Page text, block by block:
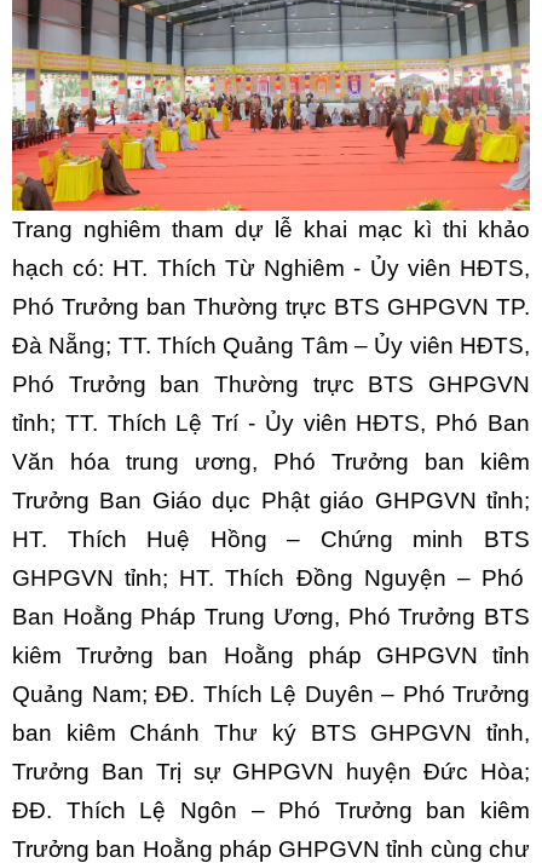
Trang nghiêm tham dự lễ khai mạc kì thi khảo
hạch có: HT. Thích Từ Nghiêm - Ủy viên HĐTS,
Phó Trưởng ban Thường trực BTS GHPGVN TP.
Đà Nẵng; TT. Thích Quảng Tâm – Ủy viên HĐTS,
Phó Trưởng ban Thường trực BTS GHPGVN
tỉnh; TT. Thích Lệ Trí - Ủy viên HĐTS, Phó Ban
Văn hóa trung ương, Phó Trưởng ban kiêm
Trưởng Ban Giáo dục Phật giáo GHPGVN tỉnh;
HT. Thích Huệ Hồng – Chứng minh BTS
GHPGVN tỉnh; HT. Thích Đồng Nguyện – Phó
Ban Hoằng Pháp Trung Ương, Phó Trưởng BTS
kiêm Trưởng ban Hoằng pháp GHPGVN tỉnh
Quảng Nam; ĐĐ. Thích Lệ Duyên – Phó Trưởng
ban kiêm Chánh Thư ký BTS GHPGVN tỉnh,
Trưởng Ban Trị sự GHPGVN huyện Đức Hòa;
ĐĐ. Thích Lệ Ngôn – Phó Trưởng ban kiêm
Trưởng ban Hoằng pháp GHPGVN tỉnh cùng chư